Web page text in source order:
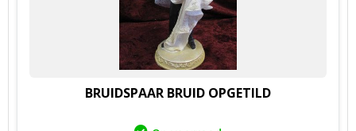
BRUIDSPAAR BRUID OPGETILD